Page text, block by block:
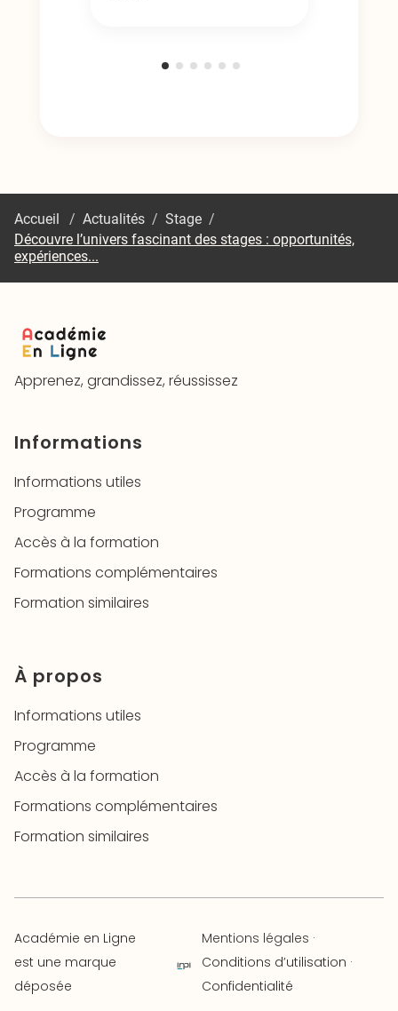
Accueil / Actualités / Stage /
Découvre l’univers fascinant des stages : opportunités,
expériences...
Apprenez, grandissez, réussissez
Informations
Informations utiles
Programme
Accès à la formation
Formations complémentaires
Formation similaires
À propos
Informations utiles
Programme
Accès à la formation
Formations complémentaires
Formation similaires
Académie en Ligne
est une marque
déposée
Mentions légales ·
Conditions d’utilisation ·
Confidentialité